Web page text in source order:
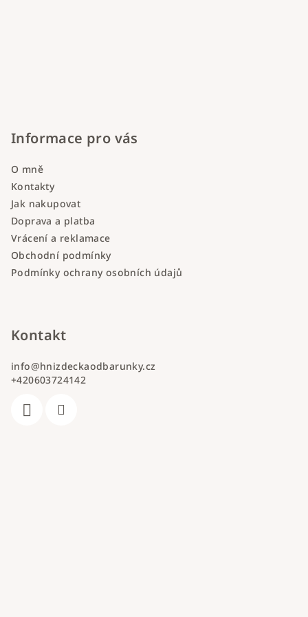
Informace pro vás
O mně
Kontakty
Jak nakupovat
Doprava a platba
Vrácení a reklamace
Obchodní podmínky
Podmínky ochrany osobních údajů
Kontakt
info@hnizdeckaodbarunky.cz
+420603724142